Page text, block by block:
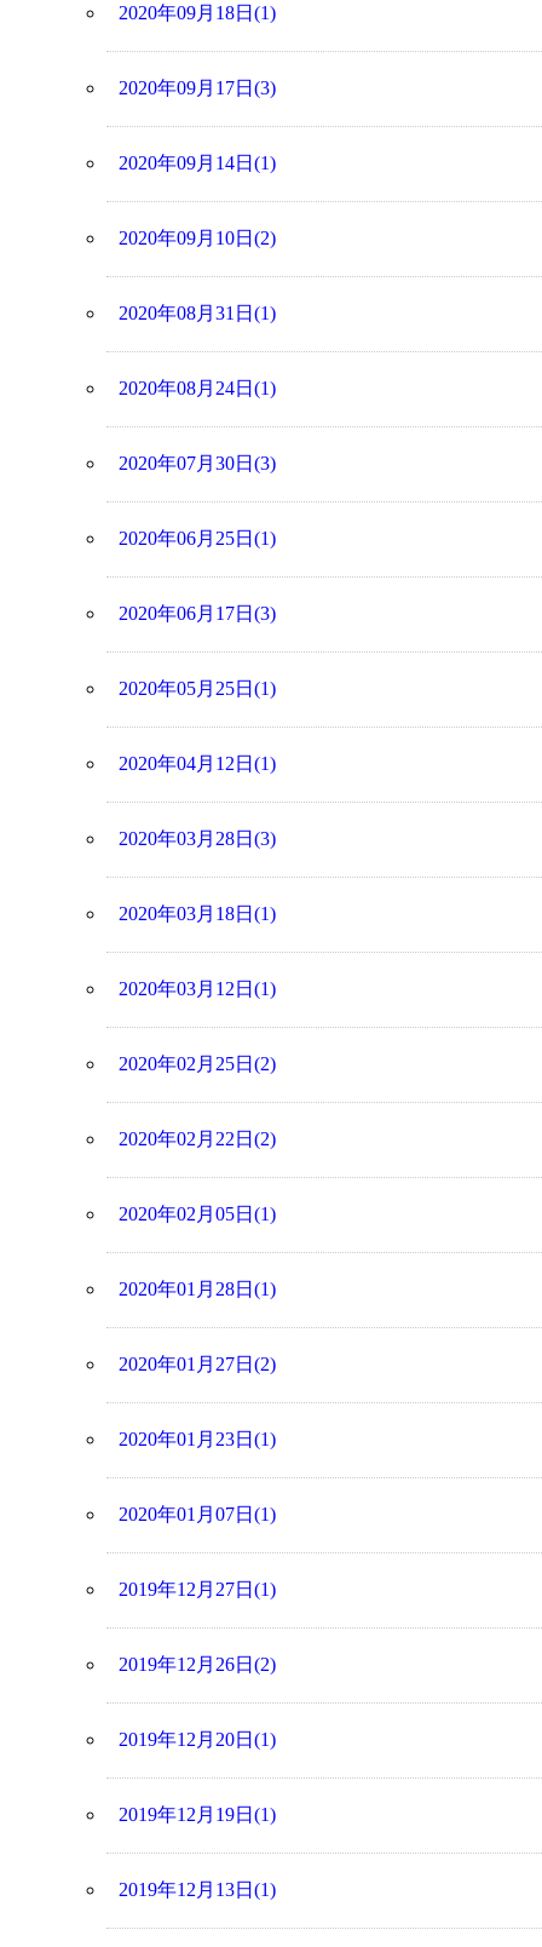
2020年09月18日(1)
2020年09月17日(3)
2020年09月14日(1)
2020年09月10日(2)
2020年08月31日(1)
2020年08月24日(1)
2020年07月30日(3)
2020年06月25日(1)
2020年06月17日(3)
2020年05月25日(1)
2020年04月12日(1)
2020年03月28日(3)
2020年03月18日(1)
2020年03月12日(1)
2020年02月25日(2)
2020年02月22日(2)
2020年02月05日(1)
2020年01月28日(1)
2020年01月27日(2)
2020年01月23日(1)
2020年01月07日(1)
2019年12月27日(1)
2019年12月26日(2)
2019年12月20日(1)
2019年12月19日(1)
2019年12月13日(1)